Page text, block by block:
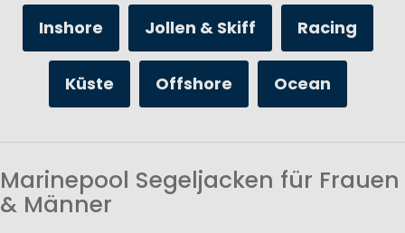
Inshore Jollen & Skiff Racing
Küste Offshore Ocean
Marinepool Segeljacken für Frauen
& Männer